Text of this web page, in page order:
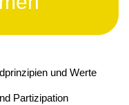
und Werte
Partizipation